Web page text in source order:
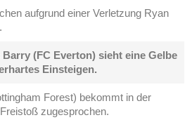
aufgrund einer Verletzung Ryan
(FC Everton) sieht eine Gelbe
Einsteigen.
Forest) bekommt in der
zugesprochen.